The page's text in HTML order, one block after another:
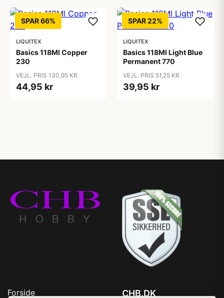
SPAR 66%
LIQUITEX
Basics 118Ml Copper
230
VEJL. PRIS 130,95 KR
44,95 kr
SPAR 22%
LIQUITEX
Basics 118Ml Light Blue
Permanent 770
VEJL. PRIS 51,25 KR
39,95 kr
Forside CHB.DK